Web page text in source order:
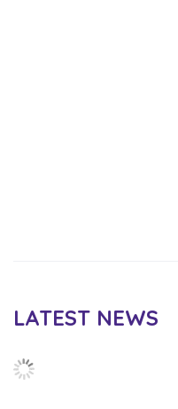
LATEST NEWS